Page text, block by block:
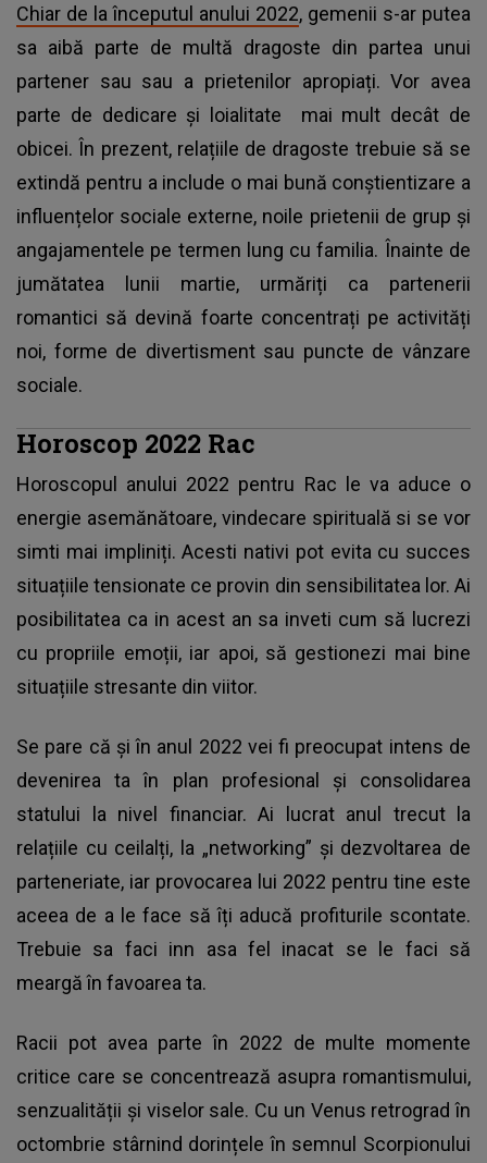
Chiar de la începutul anului 2022, gemenii s-ar putea
sa aibă parte de multă dragoste din partea unui
partener sau sau a prietenilor apropiați. Vor avea
parte de dedicare și loialitate mai mult decât de
obicei. În prezent, relațiile de dragoste trebuie să se
extindă pentru a include o mai bună conștientizare a
influențelor sociale externe, noile prietenii de grup și
angajamentele pe termen lung cu familia. Înainte de
jumătatea lunii martie, urmăriți ca partenerii
romantici să devină foarte concentrați pe activități
noi, forme de divertisment sau puncte de vânzare
sociale.
Horoscop 2022 Rac
Horoscopul anului 2022 pentru Rac le va aduce o
energie asemănătoare, vindecare spirituală si se vor
simti mai impliniți. Acesti nativi pot evita cu succes
situațiile tensionate ce provin din sensibilitatea lor. Ai
posibilitatea ca in acest an sa inveti cum să lucrezi
cu propriile emoții, iar apoi, să gestionezi mai bine
situațiile stresante din viitor.
Se pare că și în anul 2022 vei fi preocupat intens de
devenirea ta în plan profesional și consolidarea
statului la nivel financiar. Ai lucrat anul trecut la
relațiile cu ceilalți, la „networking” și dezvoltarea de
parteneriate, iar provocarea lui 2022 pentru tine este
aceea de a le face să îți aducă profiturile scontate.
Trebuie sa faci inn asa fel inacat se le faci să
meargă în favoarea ta.
Racii pot avea parte în 2022 de multe momente
critice care se concentrează asupra romantismului,
senzualității și viselor sale. Cu un Venus retrograd în
octombrie stârnind dorințele în semnul Scorpionului